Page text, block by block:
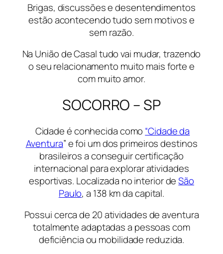
Brigas, discussões e desentendimentos
estão acontecendo tudo sem motivos e
sem razão.
Na União de Casal tudo vai mudar, trazendo
o seu relacionamento muito mais forte e
com muito amor.
SOCORRO – SP
Cidade é conhecida como “Cidade da
Aventura” e foi um dos primeiros destinos
brasileiros a conseguir certificação
internacional para explorar atividades
esportivas. Localizada no interior deSão
Paulo, a 138 km da capital.
Possui cerca de 20 atividades de aventura
totalmente adaptadas a pessoas com
deficiência ou mobilidade reduzida.